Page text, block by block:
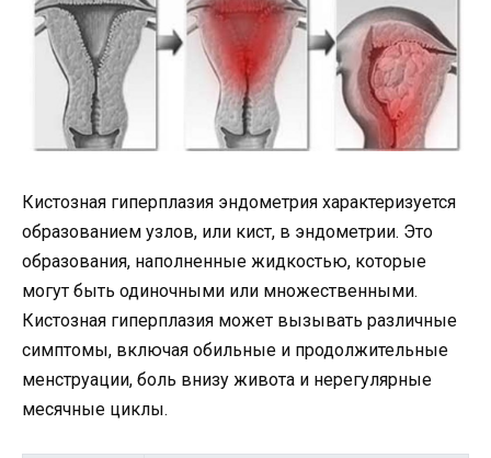
Кистозная гиперплазия эндометрия характеризуется
образованием узлов, или кист, в эндометрии. Это
образования, наполненные жидкостью, которые
могут быть одиночными или множественными.
Кистозная гиперплазия может вызывать различные
симптомы, включая обильные и продолжительные
менструации, боль внизу живота и нерегулярные
месячные циклы.